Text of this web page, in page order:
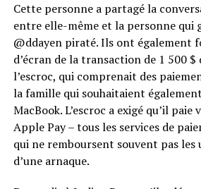
Cette personne a partagé la
entre elle-même et la personne qui
@ddayen piraté. Ils ont également
d’écran de la transaction de 1 500
l’escroc, qui comprenait des
la famille qui souhaitaient
MacBook. L’escroc a exigé qu’il paie
Apple Pay – tous les services de
qui ne remboursent souvent pas
d’une arnaque.